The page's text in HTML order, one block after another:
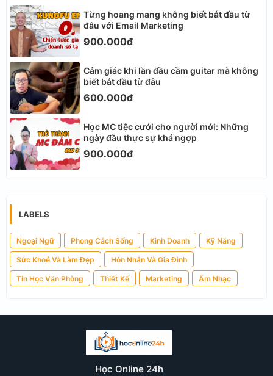
Từng hoang mang không biết bắt đầu từ
đâu với Email Marketing
900.000đ
Cảm giác khi lần đầu cầm guitar mà không
biết bắt đầu từ đâu
600.000đ
Học MC tiệc cưới cho người mới: Những
ngày đầu thực sự khá ngợp
900.000đ
LABELS
Ngoại Ngữ Phong Cách Sống Kinh Doanh Kỹ Năng
Sức Khoẻ Và Làm Đẹp Hôn Nhân Và Gia Đình
Tin Học Văn Phòng Thiết Kế Marketing Âm Nhạc
Học Online 24h